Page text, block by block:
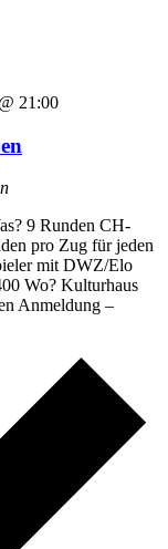
21:00
9 Runden CH-
pro Zug für jeden
mit DWZ/Elo
Wo? Kulturhaus
Anmeldung –